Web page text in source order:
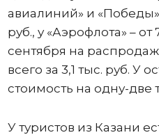
авиалиний» и «Победы»
руб., у «Аэрофлота» – от
сентября на
всего за 3,1 тыс. руб. У
стоимость на одну-две
У туристов из Казани